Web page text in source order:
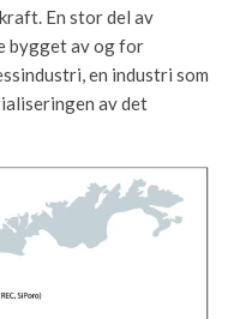
En stor del av
bygget av og for
en industri som
av det